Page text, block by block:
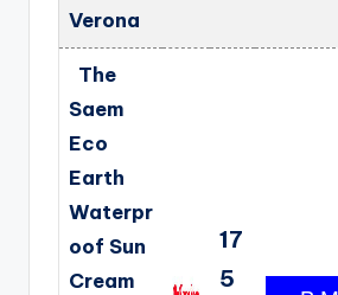
Verona
The
Saem
Eco
Earth
Waterpr
oof Sun
Cream
17
5